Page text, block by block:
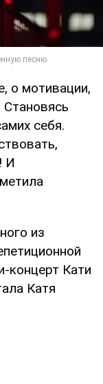
о мотивации,
Становясь
себя.
И
из
концерт Кати
Катя